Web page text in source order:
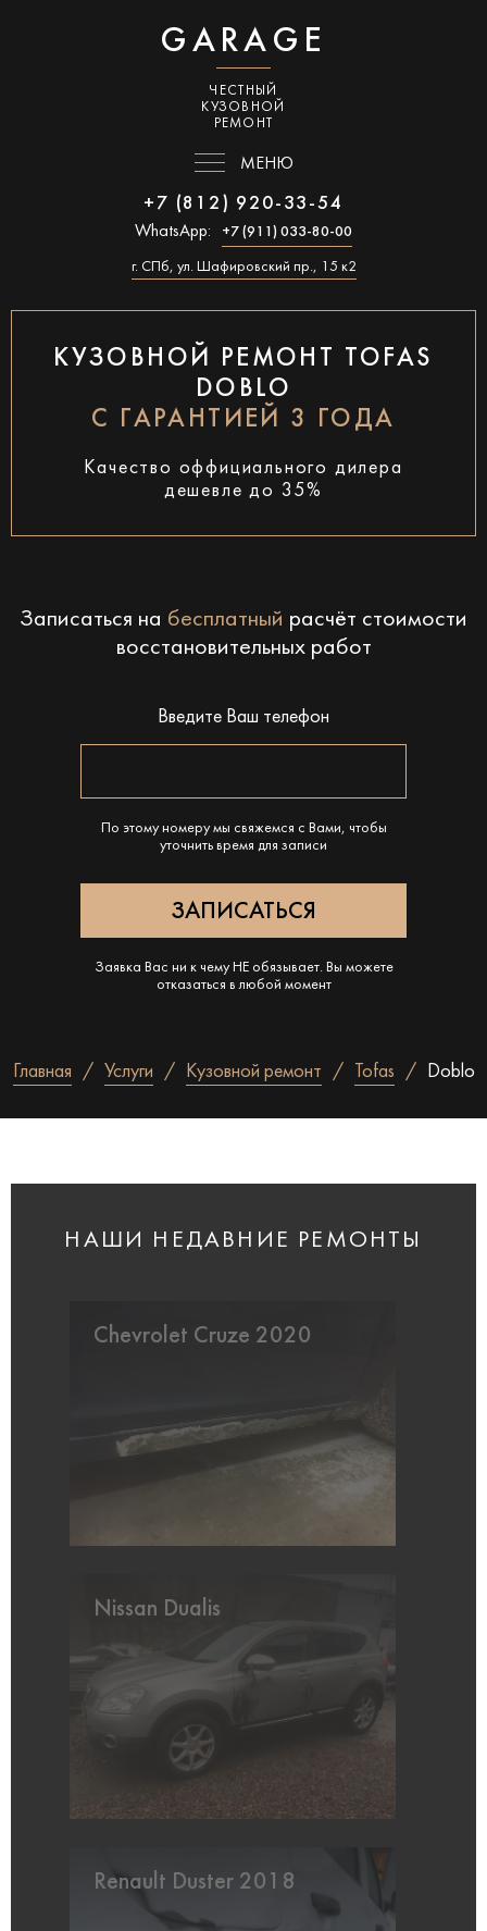
GARAGE
ЧЕСТНЫЙ
КУЗОВНОЙ
РЕМОНТ
МЕНЮ
+7 (812) 920-33-54
WhatsApp: +7 (911) 033-80-00
г. СПб, ул. Шафировский пр., 15 к2
КУЗОВНОЙ РЕМОНТ TOFAS
DOBLO
С ГАРАНТИЕЙ 3 ГОДА
Качество оффициального дилера
дешевле до 35%
Записаться на бесплатный расчёт стоимости
восстановительных работ
Введите Ваш телефон
По этому номеру мы свяжемся с Вами, чтобы
уточнить время для записи
Заявка Вас ни к чему НЕ обязывает. Вы можете
отказаться в любой момент
Главная Услуги Кузовной ремонт Tofas Doblo
НАШИ НЕДАВНИЕ РЕМОНТЫ
Chevrolet Cruze 2020
Nissan Dualis
Renault Duster 2018